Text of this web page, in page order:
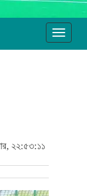
Toggle
২২:৫৩:১১